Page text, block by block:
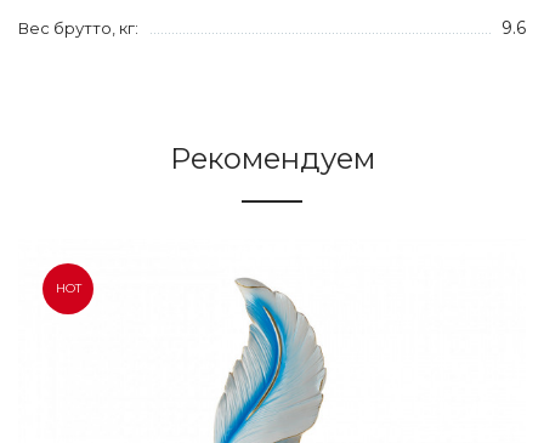
Вес брутто, кг: 9.6
Рекомендуем
HOT